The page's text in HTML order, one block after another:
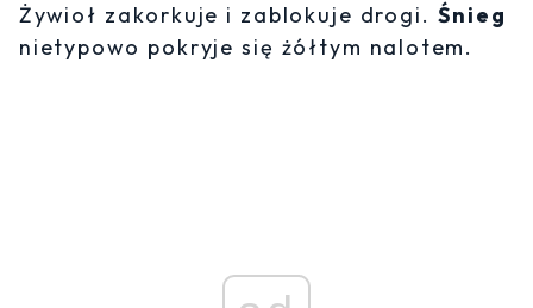
Żywioł zakorkuje i zablokuje drogi. Śnieg
nietypowo pokryje się żółtym nalotem.